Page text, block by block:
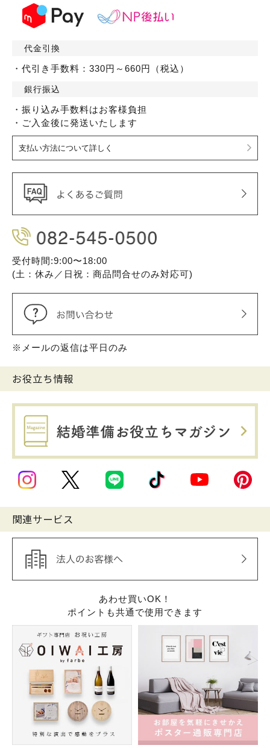
代金引換
・代引き手数料：330円～660円（税込）
銀行振込
・振り込み手数料はお客様負担
・ご入金後に発送いたします
支払い方法について詳しく
受付時間:9:00〜18:00
(土：休み／日祝：商品問合せのみ対応可)
※メールの返信は平日のみ
お役立ち情報
関連サービス
あわせ買いOK！
ポイントも共通で使用できます